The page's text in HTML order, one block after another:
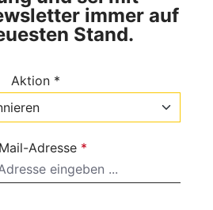
immer auf
Stand.
Aktion *
Adresse *